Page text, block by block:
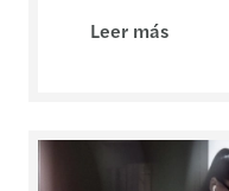
Leer más